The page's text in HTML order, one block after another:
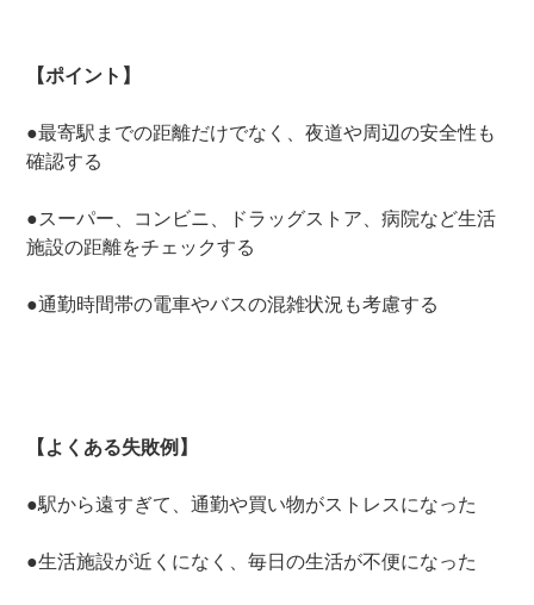
【ポイント】
●最寄駅までの距離だけでなく、夜道や周辺の安全性も
確認する
●スーパー、コンビニ、ドラッグストア、病院など生活
施設の距離をチェックする
●通勤時間帯の電車やバスの混雑状況も考慮する
【よくある失敗例】
●駅から遠すぎて、通勤や買い物がストレスになった
●生活施設が近くになく、毎日の生活が不便になった